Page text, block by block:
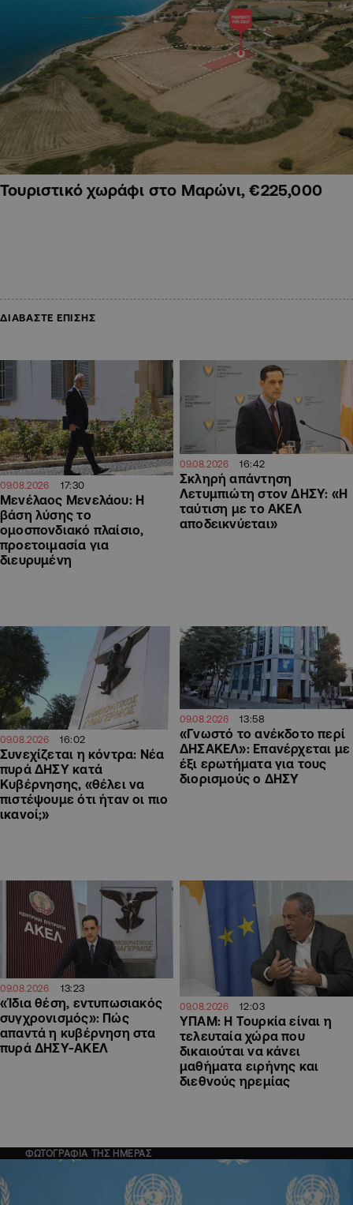
Τουριστικό χωράφι στο Μαρώνι, €225,000
ΔΙΑΒΑΣΤΕ ΕΠΙΣΗΣ
09.08.2026 17:30
Μενέλαος Μενελάου: Η
βάση λύσης το
ομοσπονδιακό πλαίσιο,
προετοιμασία για
διευρυμένη
09.08.2026 16:42
Σκληρή απάντηση
Λετυμπιώτη στον ΔΗΣΥ: «H
ταύτιση με το ΑΚΕΛ
αποδεικνύεται»
09.08.2026 16:02
Συνεχίζεται η κόντρα: Νέα
πυρά ΔΗΣΥ κατά
Κυβέρνησης, «θέλει να
πιστέψουμε ότι ήταν οι πιο
ικανοί;»
09.08.2026 13:58
«Γνωστό το ανέκδοτο περί
ΔΗΣΑΚΕΛ»: Επανέρχεται με
έξι ερωτήματα για τους
διορισμούς ο ΔΗΣΥ
09.08.2026 13:23
«Ίδια θέση, εντυπωσιακός
συγχρονισμός»: Πώς
απαντά η κυβέρνηση στα
πυρά ΔΗΣΥ-ΑΚΕΛ
09.08.2026 12:03
ΥΠΑΜ: Η Τουρκία είναι η
τελευταία χώρα που
δικαιούται να κάνει
μαθήματα ειρήνης και
διεθνούς ηρεμίας
ΦΩΤΟΓΡΑΦΙΑ ΤΗΣ ΗΜΕΡΑΣ